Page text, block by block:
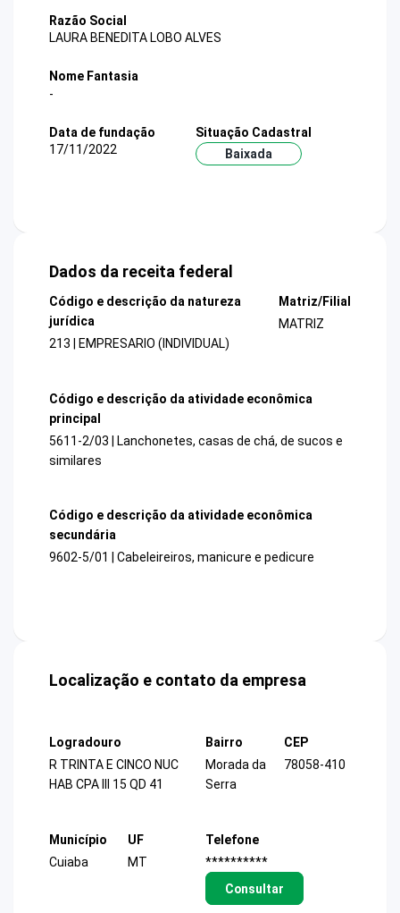
Razão Social
LAURA BENEDITA LOBO ALVES
Nome Fantasia
-
Data de fundação
17/11/2022
Situação Cadastral
Baixada
Dados da receita federal
Código e descrição da natureza
jurídica
213 | EMPRESARIO (INDIVIDUAL)
Matriz/Filial
MATRIZ
Código e descrição da atividade econômica
principal
5611-2/03 | Lanchonetes, casas de chá, de sucos e
similares
Código e descrição da atividade econômica
secundária
9602-5/01 | Cabeleireiros, manicure e pedicure
Localização e contato da empresa
Logradouro
R TRINTA E CINCO NUC
HAB CPA III 15 QD 41
Bairro
Morada da
Serra
CEP
78058-410
Município
Cuiaba
UF
MT
Telefone
**********
Consultar